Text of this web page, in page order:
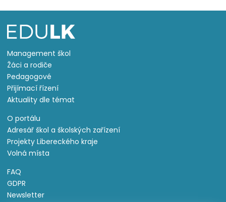
Management škol
Žáci a rodiče
Pedagogové
Přijímací řízení
Aktuality dle témat
O portálu
Adresář škol a školských zařízení
Projekty Libereckého kraje
Volná místa
FAQ
GDPR
Newsletter